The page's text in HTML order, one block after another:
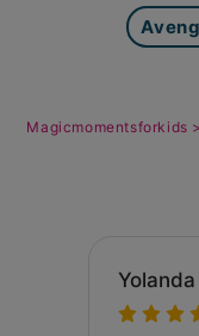
Magicmomentsforkids >